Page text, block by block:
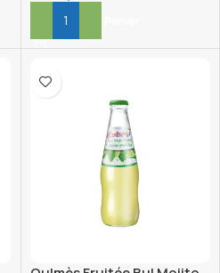
Ajouter Au Panier